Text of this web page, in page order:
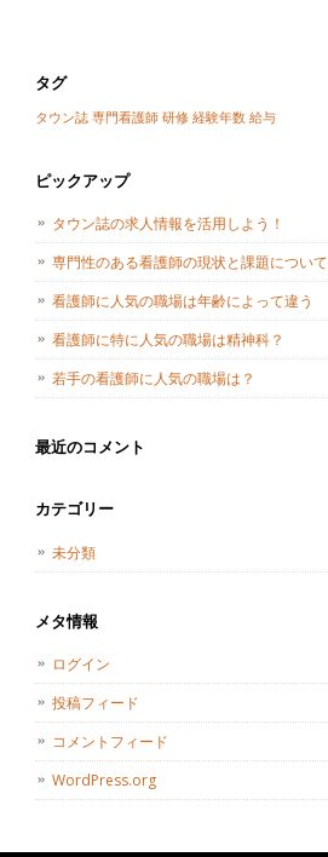
タグ
タウン誌 専門看護師 研修 経験年数 給与
ピックアップ
タウン誌の求人情報を活用しよう！
専門性のある看護師の現状と課題について
看護師に人気の職場は年齢によって違う
看護師に特に人気の職場は精神科？
若手の看護師に人気の職場は？
最近のコメント
カテゴリー
未分類
メタ情報
ログイン
投稿フィード
コメントフィード
WordPress.org